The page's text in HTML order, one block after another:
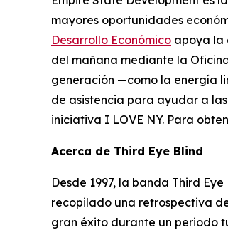
mayores oportunidades
Desarrollo Económico apoya la
del mañana mediante la
generación —como la energía
de asistencia para ayudar a
iniciativa I LOVE NY. Para
Acerca de Third Eye Blind
Desde 1997, la banda Third
recopilado una retrospectiva
gran éxito durante un periodo